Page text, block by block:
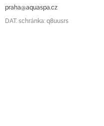
praha@aquaspa.cz
DAT. schránka: q8uusrs